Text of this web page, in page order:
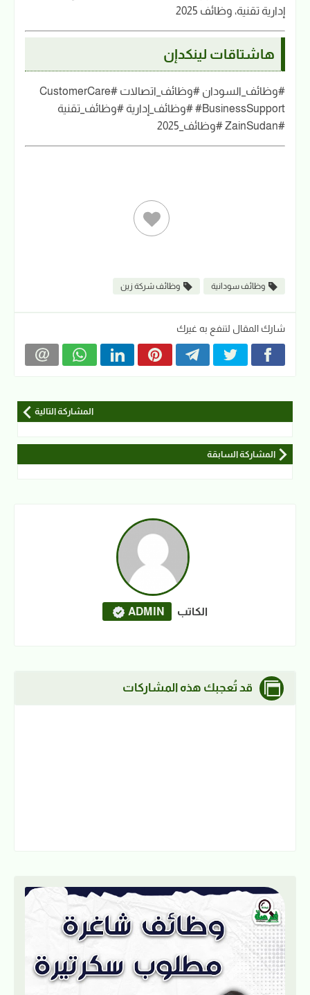
إدارية تقنية، وظائف 2025
هاشتاقات لينكدإن
#وظائف_السودان #وظائف_اتصالات #CustomerCare
#BusinessSupport #وظائف_إدارية #وظائف_تقنية
#ZainSudan #وظائف_2025
وظائف سودانية وظائف شركة زين
شارك المقال لتنفع به غيرك
المشاركة التالية
المشاركة السابقة
الكاتب ADMIN
قد تُعجبك هذه المشاركات